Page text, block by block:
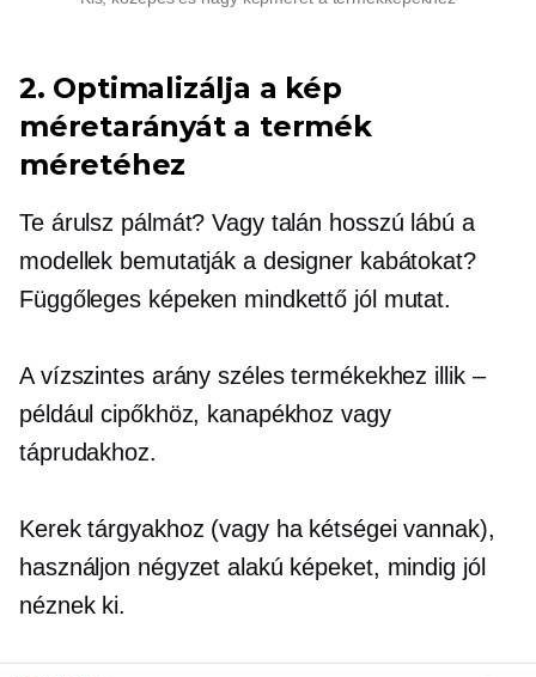
2. Optimalizálja a kép
méretarányát a termék
méretéhez
Te árulsz pálmát? Vagy talán hosszú lábú a
modellek bemutatják a designer kabátokat?
Függőleges képeken mindkettő jól mutat.
A vízszintes arány széles termékekhez illik –
például cipőkhöz, kanapékhoz vagy
táprudakhoz.
Kerek tárgyakhoz (vagy ha kétségei vannak),
használjon négyzet alakú képeket, mindig jól
néznek ki.